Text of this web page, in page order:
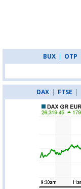
BUX | OTP
DAX | FTSE |